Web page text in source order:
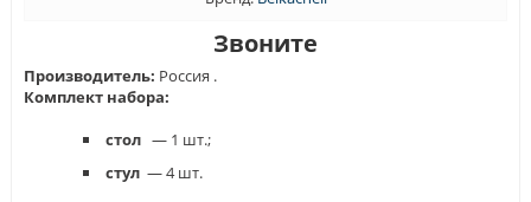
Звоните
Производитель: Россия .
Комплект набора:
стол — 1 шт.;
стул — 4 шт.